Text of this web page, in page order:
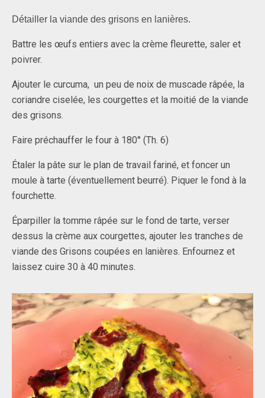
Détailler la viande des grisons en lanières.
Battre les œufs entiers avec la crème fleurette, saler et
poivrer.
Ajouter le curcuma, un peu de noix de muscade râpée, la
coriandre ciselée, les courgettes et la moitié de la viande
des grisons.
Faire préchauffer le four à 180° (Th. 6)
Étaler la pâte sur le plan de travail fariné, et foncer un
moule à tarte (éventuellement beurré). Piquer le fond à la
fourchette.
Éparpiller la tomme râpée sur le fond de tarte, verser
dessus la crème aux courgettes, ajouter les tranches de
viande des Grisons coupées en lanières. Enfournez et
laissez cuire 30 à 40 minutes.